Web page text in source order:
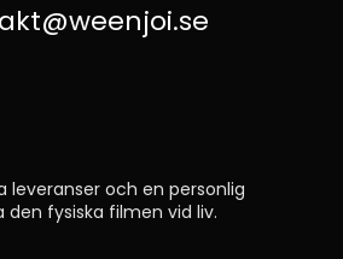
leveranser och en personlig
den fysiska filmen vid liv.